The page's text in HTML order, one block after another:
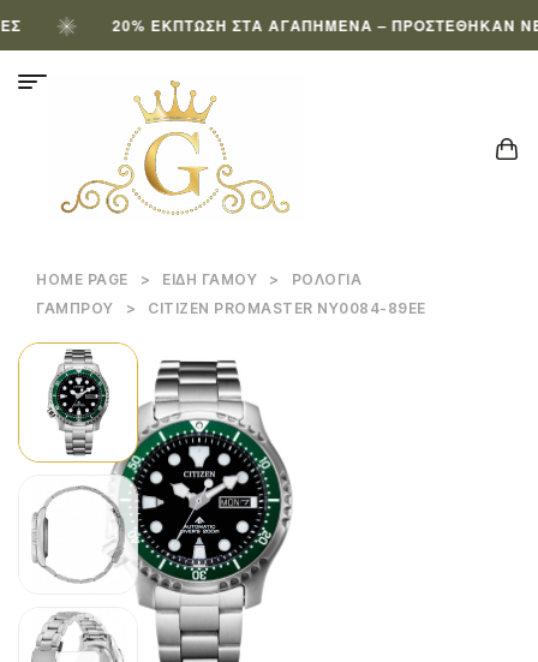
20% ΈΚΠΤΩΣΗ ΣΤΑ ΑΓΑΠΗΜΈΝΑ – ΠΡΟΣΤΈΘΗΚΑΝ ΝΈΑ
HOME PAGE > ΕΊΔΗ ΓΆΜΟΥ >
ΡΟΛΌΓΙΑ
ΓΑΜΠΡΟΎ
> CITIZEN PROMASTER NY0084-89EE